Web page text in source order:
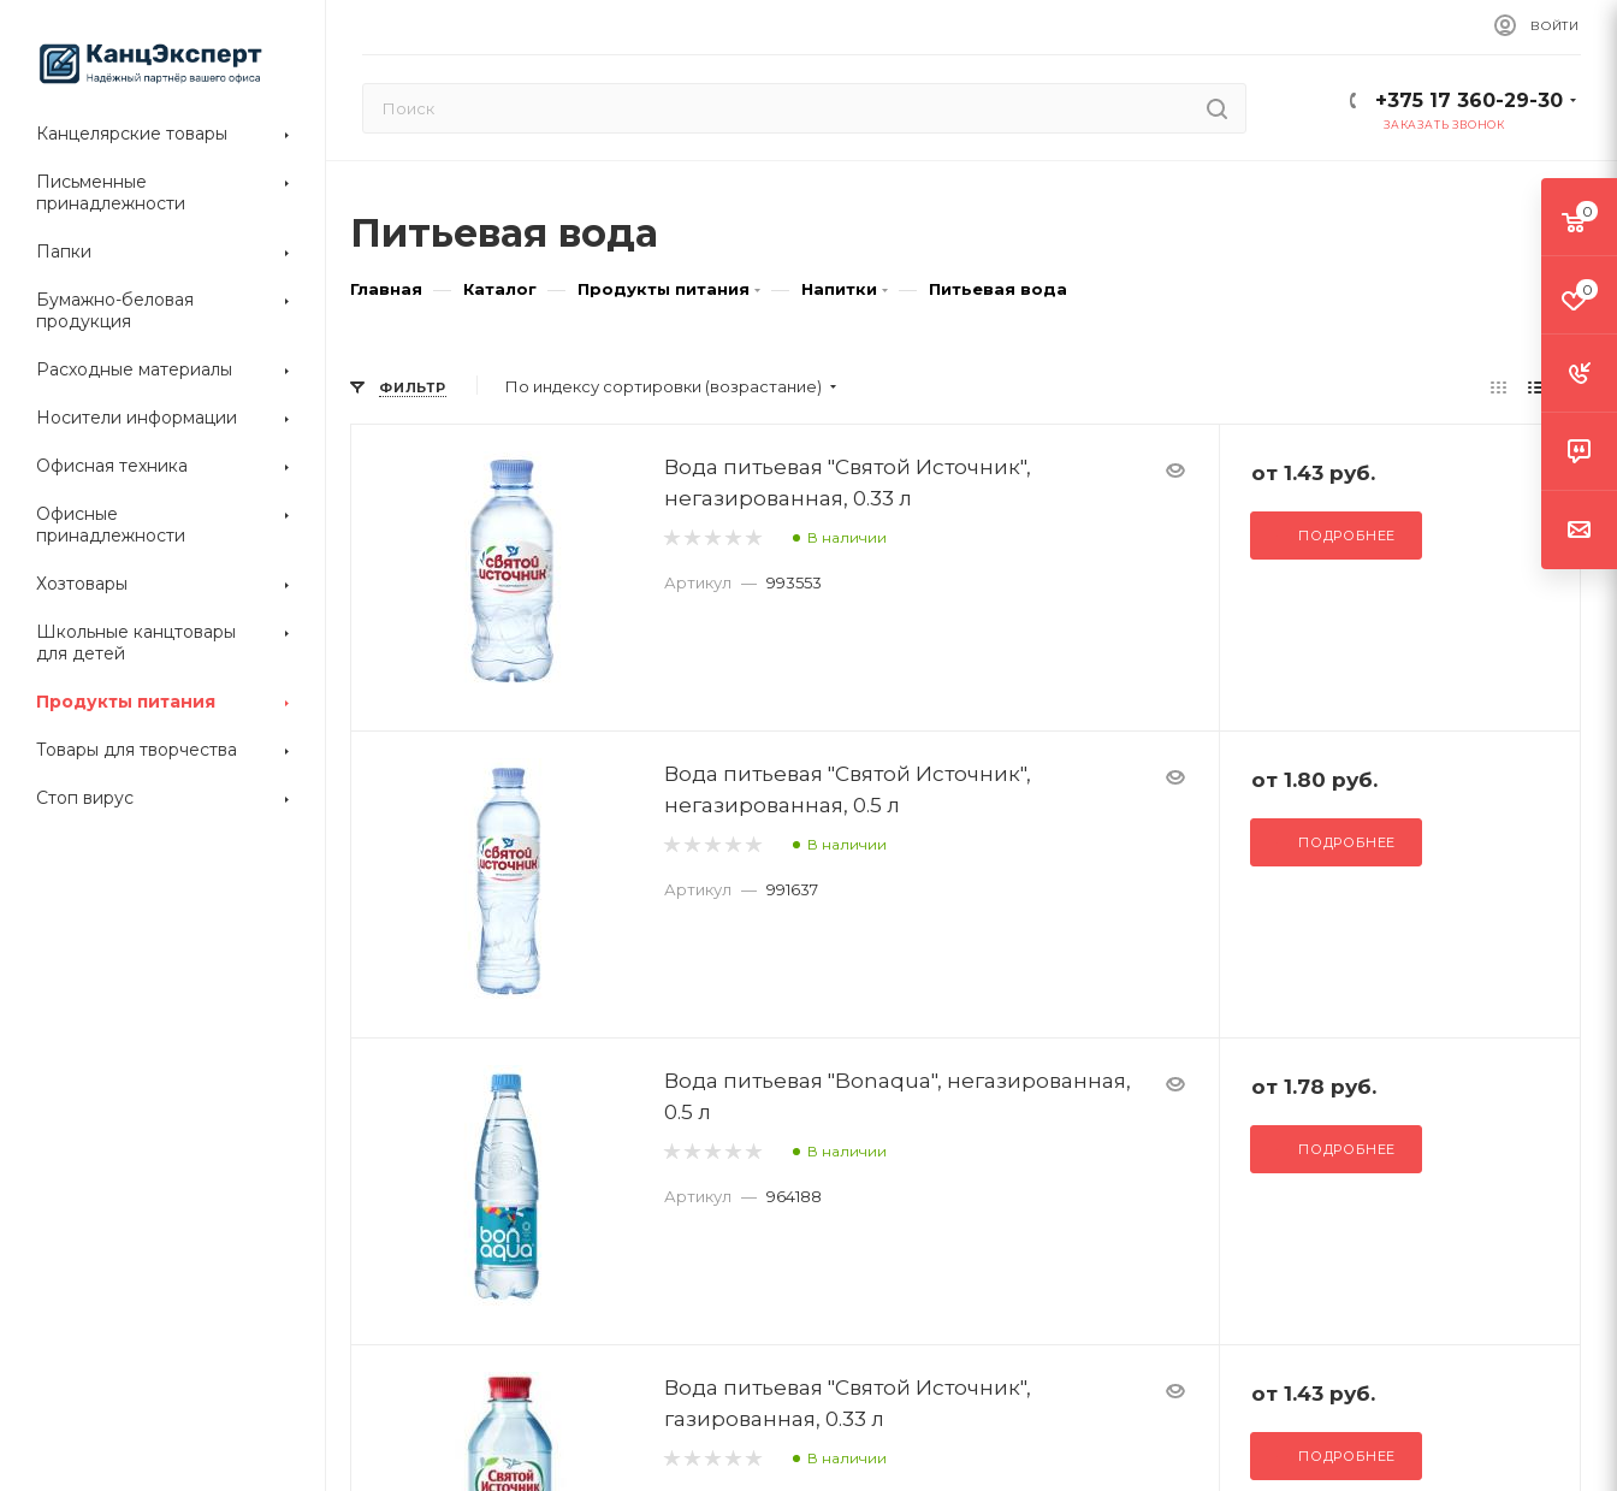
ВОЙТИ
+375 17 360-29-30
ЗАКАЗАТЬ ЗВОНОК
Канцелярские товары
Письменные
принадлежности
Папки
Бумажно-беловая
продукция
Расходные материалы
Носители информации
Офисная техника
Офисные
принадлежности
Хозтовары
Школьные канцтовары
для детей
Продукты питания
Товары для творчества
Стоп вирус
Питьевая вода
Главная — Каталог — Продукты питания — Напитки — Питьевая вода
ФИЛЬТР По индексу сортировки (возрастание)
Вода питьевая "Святой Источник",
негазированная, 0.33 л
В наличии
Артикул — 993553
от 1.43 руб.
ПОДРОБНЕЕ
Вода питьевая "Святой Источник",
негазированная, 0.5 л
В наличии
Артикул — 991637
от 1.80 руб.
ПОДРОБНЕЕ
Вода питьевая "Bonaqua", негазированная,
0.5 л
В наличии
Артикул — 964188
от 1.78 руб.
ПОДРОБНЕЕ
Вода питьевая "Святой Источник",
газированная, 0.33 л
В наличии
от 1.43 руб.
ПОДРОБНЕЕ
0
0